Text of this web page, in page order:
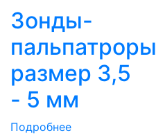
Зонды-
пальпатроры
размер 3,5
- 5 мм
Подробнее